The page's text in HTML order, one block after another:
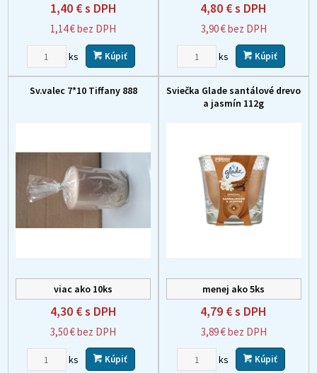
1,40 €s DPH
1,14 €bez DPH
ks Kúpiť
4,80 €s DPH
3,90 €bez DPH
ks Kúpiť
Sv.valec 7*10 Tiffany 888
viac ako 10ks
4,30 €s DPH
3,50 €bez DPH
ks Kúpiť
Sviečka Glade santálové drevo
a jasmín 112g
menej ako 5ks
4,79 €s DPH
3,89 €bez DPH
ks Kúpiť